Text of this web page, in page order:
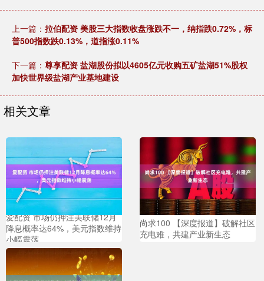
上一篇： 拉伯配资 美股三大指数收盘涨跌不一，纳指跌0.72%，标
普500指数跌0.13%，道指涨0.11%
下一篇： 尊享配资 盐湖股份拟以4605亿元收购五矿盐湖51%股权
加快世界级盐湖产业基地建设
相关文章
爱配资 市场仍押注美联储12月
降息概率达64%，美元指数维持
小幅震荡
尚求100 【深度报道】破解社区
充电难，共建产业新生态